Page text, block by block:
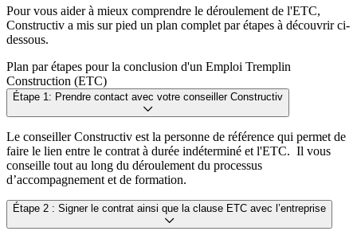
Pour vous aider à mieux comprendre le déroulement de l'ETC,
Constructiv a mis sur pied un plan complet par étapes à découvrir ci-
dessous.
Plan par étapes pour la conclusion d'un Emploi Tremplin
Construction (ETC)
Étape 1: Prendre contact avec votre conseiller Constructiv
Le conseiller Constructiv est la personne de référence qui permet de
faire le lien entre le contrat à durée indéterminé et l'ETC. Il vous
conseille tout au long du déroulement du processus
d’accompagnement et de formation.
Étape 2 : Signer le contrat ainsi que la clause ETC avec l’entreprise